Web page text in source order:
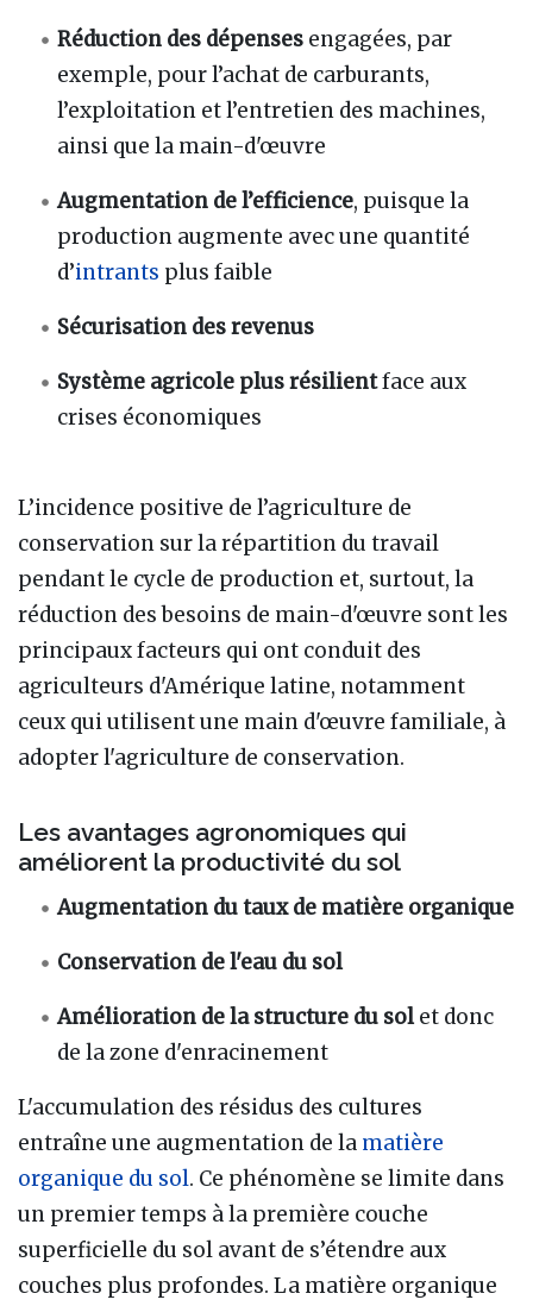
Réduction des dépenses engagées, par
exemple, pour l’achat de carburants,
l’exploitation et l’entretien des machines,
ainsi que la main-d'œuvre
Augmentation de l’efficience, puisque la
production augmente avec une quantité
d’intrants plus faible
Sécurisation des revenus
Système agricole plus résilientface aux
crises économiques
L’incidence positive de l’agriculture de
conservation sur la répartition du travail
pendant le cycle de production et, surtout, la
réduction des besoins de main-d'œuvre sont les
principaux facteurs qui ont conduit des
agriculteurs d'Amérique latine, notamment
ceux qui utilisent une main d'œuvre familiale, à
adopter l'agriculture de conservation.
Les avantages agronomiques qui
améliorent la productivité du sol
Augmentation du taux de matière organique
Conservation de l'eau du sol
Amélioration de la structure du solet donc
de la zone d'enracinement
L'accumulation des résidus des cultures
entraîne une augmentation de la matière
organique du sol. Ce phénomène se limite dans
un premier temps à la première couche
superficielle du sol avant de s’étendre aux
couches plus profondes. La matière organique